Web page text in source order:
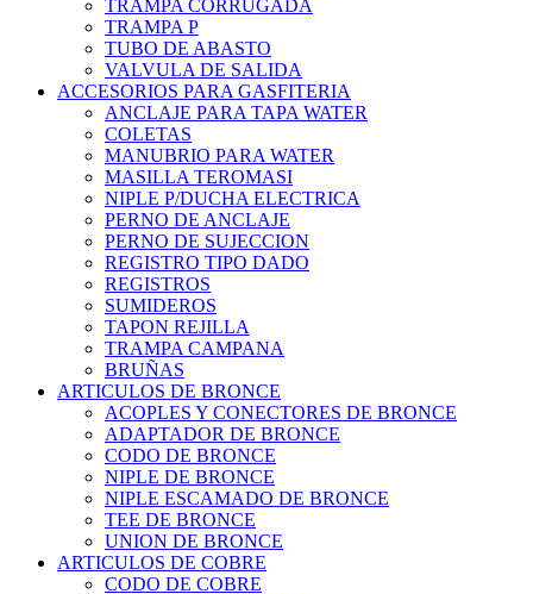
TRAMPA CORRUGADA
TRAMPA P
TUBO DE ABASTO
VALVULA DE SALIDA
ACCESORIOS PARA GASFITERIA
ANCLAJE PARA TAPA WATER
COLETAS
MANUBRIO PARA WATER
MASILLA TEROMASI
NIPLE P/DUCHA ELECTRICA
PERNO DE ANCLAJE
PERNO DE SUJECCION
REGISTRO TIPO DADO
REGISTROS
SUMIDEROS
TAPON REJILLA
TRAMPA CAMPANA
BRUÑAS
ARTICULOS DE BRONCE
ACOPLES Y CONECTORES DE BRONCE
ADAPTADOR DE BRONCE
CODO DE BRONCE
NIPLE DE BRONCE
NIPLE ESCAMADO DE BRONCE
TEE DE BRONCE
UNION DE BRONCE
ARTICULOS DE COBRE
CODO DE COBRE